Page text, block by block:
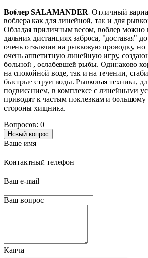
Воблер SALAMANDER. Отличный
воблера как для линейной, так и для
Обладая приличным весом, воблер можно
дальних дистанциях заброса, "доставая"
очень отзывчив на рывковую проводку, но
очень аппетитную линейную игру,
больной , ослабевшей рыбы. Одинаково
на спокойной воде, так и на течении,
быстрые струи воды. Рывковая техника,
подвисанием, в комплексе с линейными
приводят к частым поклевкам и большому
стороны хищника.
Вопросов: 0
Новый вопрос
Ваше имя
Контактный телефон
Ваш e-mail
Ваш вопрос
Капча